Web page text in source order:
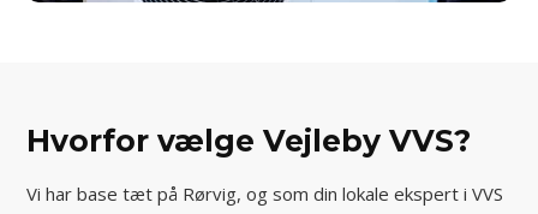
Hvorfor vælge Vejleby VVS?
Vi har base tæt på Rørvig, og som din lokale ekspert i VVS